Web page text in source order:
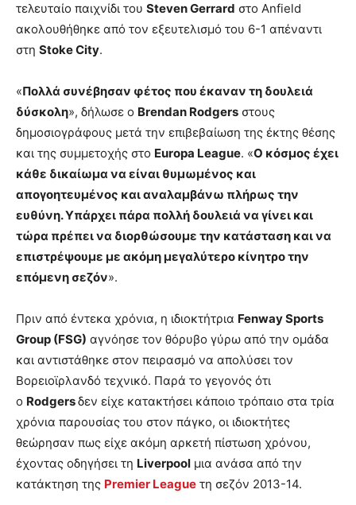
τελευταίο παιχνίδι του Steven Gerrard στο Anfield
ακολουθήθηκε από τον εξευτελισμό του 6-1 απέναντι
στη Stoke City.
«Πολλά συνέβησαν φέτος που έκαναν τη δουλειά
δύσκολη», δήλωσε ο Brendan Rodgers στους
δημοσιογράφους μετά την επιβεβαίωση της έκτης θέσης
και της συμμετοχής στο Europa League. «Ο κόσμος έχει
κάθε δικαίωμα να είναι θυμωμένος και
απογοητευμένος και αναλαμβάνω πλήρως την
ευθύνη. Υπάρχει πάρα πολλή δουλειά να γίνει και
τώρα πρέπει να διορθώσουμε την κατάσταση και να
επιστρέψουμε με ακόμη μεγαλύτερο κίνητρο την
επόμενη σεζόν».
Πριν από έντεκα χρόνια, η ιδιοκτήτρια Fenway Sports
Group (FSG) αγνόησε τον θόρυβο γύρω από την ομάδα
και αντιστάθηκε στον πειρασμό να απολύσει τον
Βορειοϊρλανδό τεχνικό. Παρά το γεγονός ότι
ο Rodgersδεν είχε κατακτήσει κάποιο τρόπαιο στα τρία
χρόνια παρουσίας του στον πάγκο, οι ιδιοκτήτες
θεώρησαν πως είχε ακόμη αρκετή πίστωση χρόνου,
έχοντας οδηγήσει τη Liverpool μια ανάσα από την
κατάκτηση της Premier League τη σεζόν 2013-14.